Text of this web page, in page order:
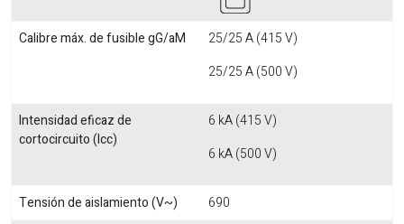
Calibre máx. de fusible gG/aM
25/25 A (415 V)
25/25 A (500 V)
Intensidad eficaz de
cortocircuito (Icc)
6 kA (415 V)
6 kA (500 V)
Tensión de aislamiento (V~)
690